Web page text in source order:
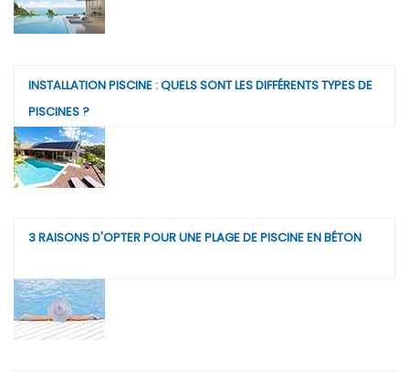
INSTALLATION PISCINE : QUELS SONT LES DIFFÉRENTS TYPES DE
PISCINES ?
3 RAISONS D'OPTER POUR UNE PLAGE DE PISCINE EN BÉTON